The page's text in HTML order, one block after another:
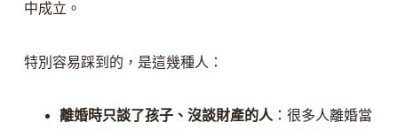
中成立。
特別容易踩到的，是這幾種人：
離婚時只談了孩子、沒談財產的人 ：很多人離婚當